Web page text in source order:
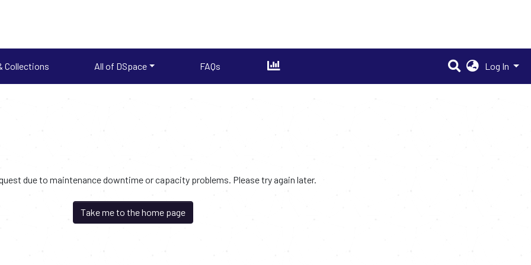
Collections All of DSpace FAQs Log In
due to maintenance downtime or capacity problems. Please try again later.
Take me to the home page